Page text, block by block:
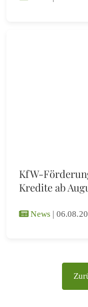
KfW-
Kredite ab
News |